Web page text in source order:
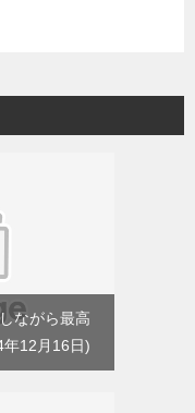
ながら最高
年12月16日